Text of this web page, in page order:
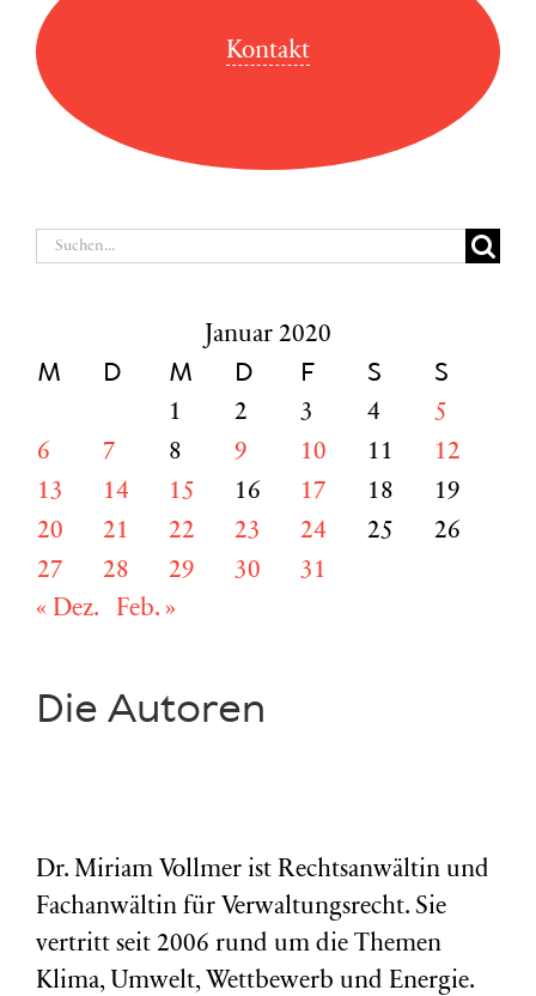
Kontakt
Suche
Januar 2020
M D M D F S S
1 2 3 4
5
6
7 8 9 10 11
12
13
14 15 16 17 18
19
20
21 22 23 24 25
26
27
28 29 30
31
« Dez.
Feb. »
Die Autoren
Dr. Miriam Vollmer ist Rechtsanwältin und
Fachanwältin für Verwaltungsrecht. Sie
vertritt seit 2006 rund um die Themen
Klima, Umwelt, Wettbewerb und Energie.